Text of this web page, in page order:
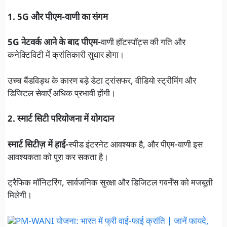
1. 5G और पीएम-वाणी का संगम
5G नेटवर्क आने के बाद पीएम-वाणी हॉटस्पॉट्स की गति और
कनेक्टिविटी में क्रांतिकारी सुधार होगा।
उच्च बैंडविड्थ के कारण बड़े डेटा ट्रांसफर, वीडियो स्ट्रीमिंग और
डिजिटल सेवाएँ अधिक प्रभावी होंगी।
2. स्मार्ट सिटी परियोजना में योगदान
स्मार्ट सिटीज़ में हाई-स्पीड इंटरनेट आवश्यक है, और पीएम-वाणी इस
आवश्यकता को पूरा कर सकता है।
ट्रैफिक मॉनिटरिंग, सार्वजनिक सुरक्षा और डिजिटल गवर्नेंस को मजबूती
मिलेगी।